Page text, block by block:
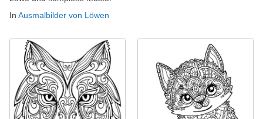
In Ausmalbilder von Löwen